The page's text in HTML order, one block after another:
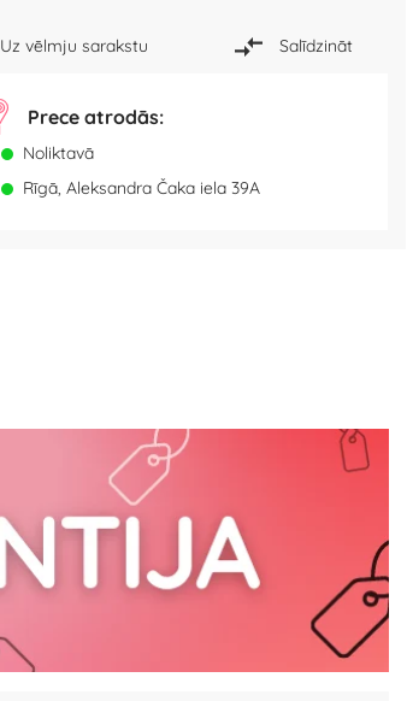
Uz vēlmju sarakstu Salīdzināt
Prece atrodās:
Noliktavā
Rīgā, Aleksandra Čaka iela 39A